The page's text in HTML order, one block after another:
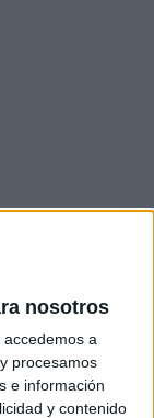
nosotros
a
procesamos
e información
y contenido